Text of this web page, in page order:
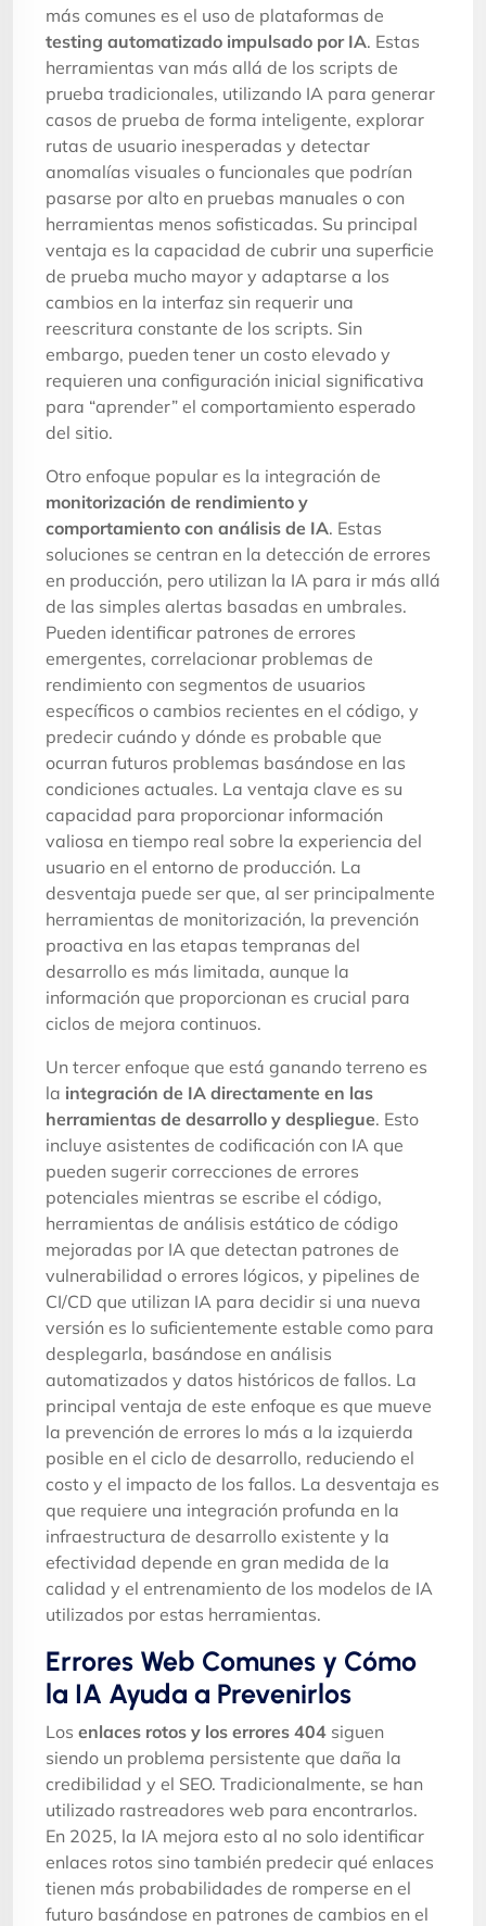
más comunes es el uso de plataformas de
testing automatizado impulsado por IA. Estas
herramientas van más allá de los scripts de
prueba tradicionales, utilizando IA para generar
casos de prueba de forma inteligente, explorar
rutas de usuario inesperadas y detectar
anomalías visuales o funcionales que podrían
pasarse por alto en pruebas manuales o con
herramientas menos sofisticadas. Su principal
ventaja es la capacidad de cubrir una superficie
de prueba mucho mayor y adaptarse a los
cambios en la interfaz sin requerir una
reescritura constante de los scripts. Sin
embargo, pueden tener un costo elevado y
requieren una configuración inicial significativa
para “aprender” el comportamiento esperado
del sitio.
Otro enfoque popular es la integración de
monitorización de rendimiento y
comportamiento con análisis de IA. Estas
soluciones se centran en la detección de errores
en producción, pero utilizan la IA para ir más allá
de las simples alertas basadas en umbrales.
Pueden identificar patrones de errores
emergentes, correlacionar problemas de
rendimiento con segmentos de usuarios
específicos o cambios recientes en el código, y
predecir cuándo y dónde es probable que
ocurran futuros problemas basándose en las
condiciones actuales. La ventaja clave es su
capacidad para proporcionar información
valiosa en tiempo real sobre la experiencia del
usuario en el entorno de producción. La
desventaja puede ser que, al ser principalmente
herramientas de monitorización, la prevención
proactiva en las etapas tempranas del
desarrollo es más limitada, aunque la
información que proporcionan es crucial para
ciclos de mejora continuos.
Un tercer enfoque que está ganando terreno es
la integración de IA directamente en las
herramientas de desarrollo y despliegue. Esto
incluye asistentes de codificación con IA que
pueden sugerir correcciones de errores
potenciales mientras se escribe el código,
herramientas de análisis estático de código
mejoradas por IA que detectan patrones de
vulnerabilidad o errores lógicos, y pipelines de
CI/CD que utilizan IA para decidir si una nueva
versión es lo suficientemente estable como para
desplegarla, basándose en análisis
automatizados y datos históricos de fallos. La
principal ventaja de este enfoque es que mueve
la prevención de errores lo más a la izquierda
posible en el ciclo de desarrollo, reduciendo el
costo y el impacto de los fallos. La desventaja es
que requiere una integración profunda en la
infraestructura de desarrollo existente y la
efectividad depende en gran medida de la
calidad y el entrenamiento de los modelos de IA
utilizados por estas herramientas.
Errores Web Comunes y Cómo
la IA Ayuda a Prevenirlos
Los enlaces rotos y los errores 404 siguen
siendo un problema persistente que daña la
credibilidad y el SEO. Tradicionalmente, se han
utilizado rastreadores web para encontrarlos.
En 2025, la IA mejora esto al no solo identificar
enlaces rotos sino también predecir qué enlaces
tienen más probabilidades de romperse en el
futuro basándose en patrones de cambios en el